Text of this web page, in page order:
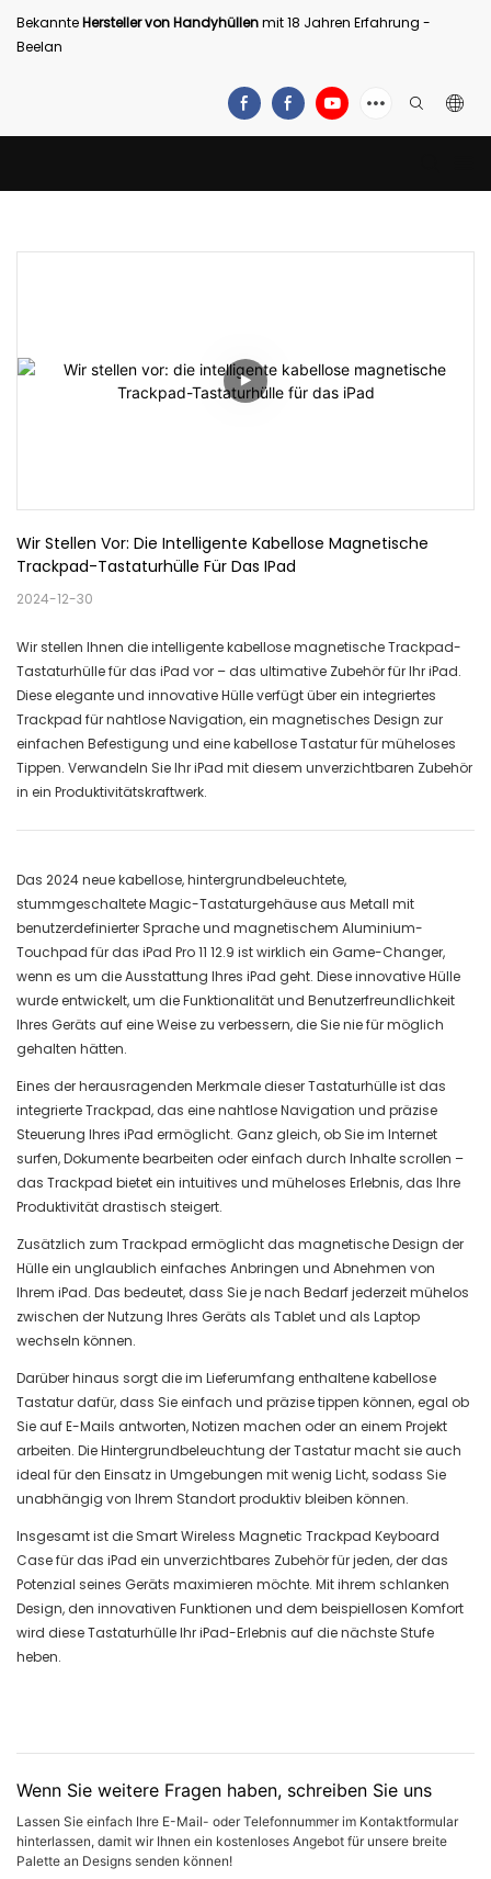
BekannteHersteller von Handyhüllenmit 18 Jahren Erfahrung -
Beelan
Wir Stellen Vor: Die Intelligente Kabellose Magnetische
Trackpad-Tastaturhülle Für Das IPad
2024-12-30
Wir stellen Ihnen die intelligente kabellose magnetische Trackpad-
Tastaturhülle für das iPad vor – das ultimative Zubehör für Ihr iPad.
Diese elegante und innovative Hülle verfügt über ein integriertes
Trackpad für nahtlose Navigation, ein magnetisches Design zur
einfachen Befestigung und eine kabellose Tastatur für müheloses
Tippen. Verwandeln Sie Ihr iPad mit diesem unverzichtbaren Zubehör
in ein Produktivitätskraftwerk.
Das 2024 neue kabellose, hintergrundbeleuchtete,
stummgeschaltete Magic-Tastaturgehäuse aus Metall mit
benutzerdefinierter Sprache und magnetischem Aluminium-
Touchpad für das iPad Pro 11 12.9 ist wirklich ein Game-Changer,
wenn es um die Ausstattung Ihres iPad geht. Diese innovative Hülle
wurde entwickelt, um die Funktionalität und Benutzerfreundlichkeit
Ihres Geräts auf eine Weise zu verbessern, die Sie nie für möglich
gehalten hätten.
Eines der herausragenden Merkmale dieser Tastaturhülle ist das
integrierte Trackpad, das eine nahtlose Navigation und präzise
Steuerung Ihres iPad ermöglicht. Ganz gleich, ob Sie im Internet
surfen, Dokumente bearbeiten oder einfach durch Inhalte scrollen –
das Trackpad bietet ein intuitives und müheloses Erlebnis, das Ihre
Produktivität drastisch steigert.
Zusätzlich zum Trackpad ermöglicht das magnetische Design der
Hülle ein unglaublich einfaches Anbringen und Abnehmen von
Ihrem iPad. Das bedeutet, dass Sie je nach Bedarf jederzeit mühelos
zwischen der Nutzung Ihres Geräts als Tablet und als Laptop
wechseln können.
Darüber hinaus sorgt die im Lieferumfang enthaltene kabellose
Tastatur dafür, dass Sie einfach und präzise tippen können, egal ob
Sie auf E-Mails antworten, Notizen machen oder an einem Projekt
arbeiten. Die Hintergrundbeleuchtung der Tastatur macht sie auch
ideal für den Einsatz in Umgebungen mit wenig Licht, sodass Sie
unabhängig von Ihrem Standort produktiv bleiben können.
Insgesamt ist die Smart Wireless Magnetic Trackpad Keyboard
Case für das iPad ein unverzichtbares Zubehör für jeden, der das
Potenzial seines Geräts maximieren möchte. Mit ihrem schlanken
Design, den innovativen Funktionen und dem beispiellosen Komfort
wird diese Tastaturhülle Ihr iPad-Erlebnis auf die nächste Stufe
heben.
Wenn Sie weitere Fragen haben, schreiben Sie uns
Lassen Sie einfach Ihre E-Mail- oder Telefonnummer im Kontaktformular
hinterlassen, damit wir Ihnen ein kostenloses Angebot für unsere breite
Palette an Designs senden können!